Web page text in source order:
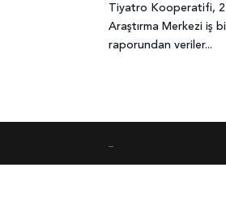
Tiyatro Kooperatifi,
Araştırma Merkezi iş
raporundan veriler...